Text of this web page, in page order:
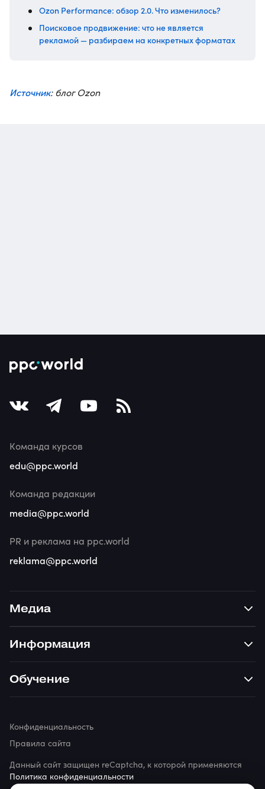
Ozon Performance: обзор 2.0. Что изменилось?
Поисковое продвижение: что не является
рекламой — разбираем на конкретных форматах
Источник: блог Ozon
Медиа
Информация
Обучение
Команда курсов
edu@ppc.world
Команда редакции
media@ppc.world
PR и реклама на ppc.world
reklama@ppc.world
Данный сайт защищен reCaptcha, к которой применяются
Политика конфиденциальности
Конфиденциальность
Правила сайта